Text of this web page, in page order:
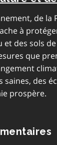
de la
à
et des sols
que
des
prospère.